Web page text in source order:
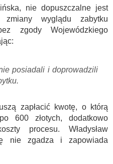
nie dopuszczalne jest
zmiany wyglądu zabytku
zgody Wojewódzkiego
posiadali i doprowadzili
zapłacić kwotę, o którą
600 złotych, dodatkowo
procesu. Władysław
nie zgadza i zapowiada